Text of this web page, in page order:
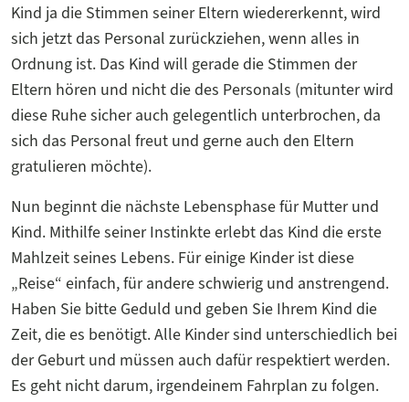
Kind ja die Stimmen seiner Eltern wiedererkennt, wird
sich jetzt das Personal zurückziehen, wenn alles in
Ordnung ist. Das Kind will gerade die Stimmen der
Eltern hören und nicht die des Personals (mitunter wird
diese Ruhe sicher auch gelegentlich unterbrochen, da
sich das Personal freut und gerne auch den Eltern
gratulieren möchte).
Nun beginnt die nächste Lebensphase für Mutter und
Kind. Mithilfe seiner Instinkte erlebt das Kind die erste
Mahlzeit seines Lebens. Für einige Kinder ist diese
„Reise“ einfach, für andere schwierig und anstrengend.
Haben Sie bitte Geduld und geben Sie Ihrem Kind die
Zeit, die es benötigt. Alle Kinder sind unterschiedlich bei
der Geburt und müssen auch dafür respektiert werden.
Es geht nicht darum, irgendeinem Fahrplan zu folgen.